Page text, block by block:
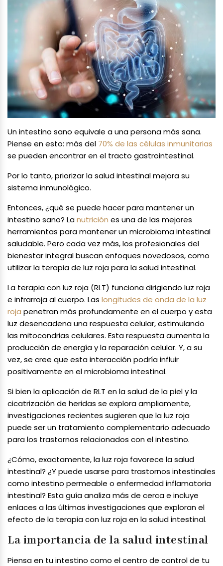
Un intestino sano equivale a una persona más sana.
Piense en esto: más del 70% de las células inmunitarias
se pueden encontrar en el tracto gastrointestinal.
Por lo tanto, priorizar la salud intestinal mejora su
sistema inmunológico.
Entonces, ¿qué se puede hacer para mantener un
intestino sano? Lanutrición es una de las mejores
herramientas para mantener un microbioma intestinal
saludable. Pero cada vez más, los profesionales del
bienestar integral buscan enfoques novedosos, como
utilizar la terapia de luz roja para la salud intestinal.
La terapia con luz roja (RLT) funciona dirigiendo luz roja
e infrarroja al cuerpo. Las longitudes de onda de la luz
roja penetran más profundamente en el cuerpo y esta
luz desencadena una respuesta celular, estimulando
las mitocondrias celulares. Esta respuesta aumenta la
producción de energía y la reparación celular. Y, a su
vez, se cree que esta interacción podría influir
positivamente en el microbioma intestinal.
Si bien la aplicación de RLT en la salud de la piel y la
cicatrización de heridas se explora ampliamente,
investigaciones recientes sugieren que la luz roja
puede ser un tratamiento complementario adecuado
para los trastornos relacionados con el intestino.
¿Cómo, exactamente, la luz roja favorece la salud
intestinal? ¿Y puede usarse para trastornos intestinales
como intestino permeable o enfermedad inflamatoria
intestinal? Esta guía analiza más de cerca e incluye
enlaces a las últimas investigaciones que exploran el
efecto de la terapia con luz roja en la salud intestinal.
La importancia de la salud intestinal
Piensa en tu intestino como el centro de control de tu